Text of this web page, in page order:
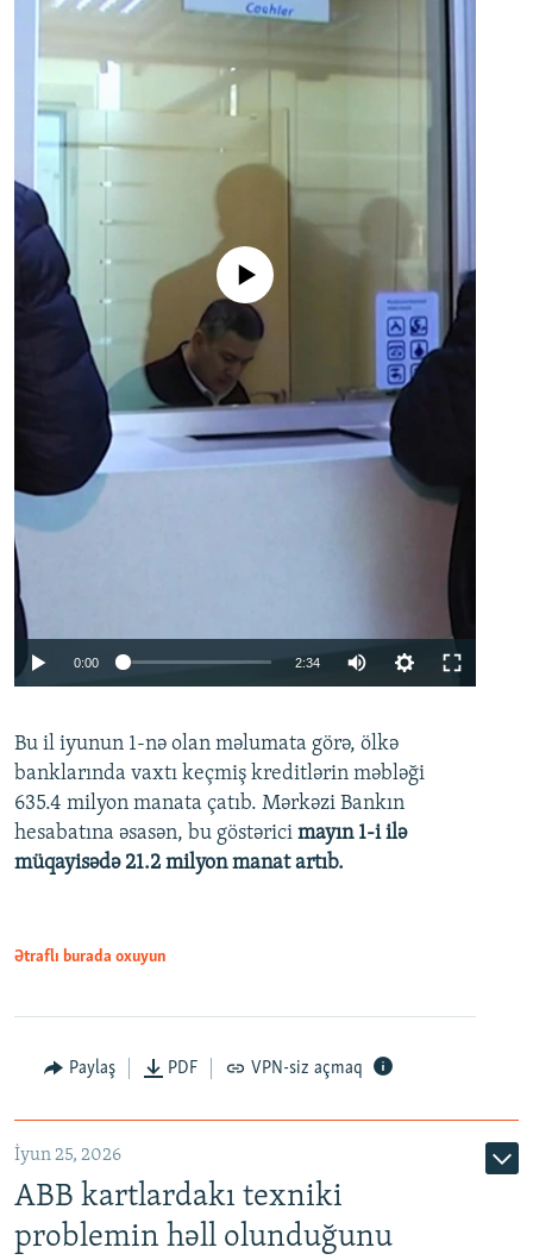
Auto 240p 360p 480p
720p 1080p
No media source currently available
0:00 2:34
360p
480p
720p
Bu il iyunun 1-nə olan məlumata görə, ölkə
banklarında vaxtı keçmiş kreditlərin məbləği
635.4 milyon manata çatıb. Mərkəzi Bankın
hesabatına əsasən, bu göstərici mayın 1-i ilə
müqayisədə 21.2 milyon manat artıb.
Ətraflı burada oxuyun
Paylaş PDF VPN-siz açmaq
İyun 25, 2026
ABB kartlardakı texniki
problemin həll olunduğunu